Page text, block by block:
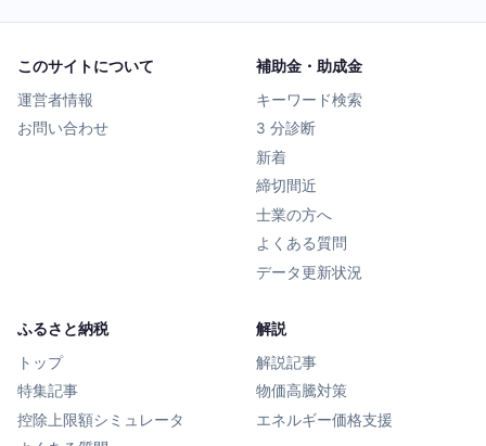
このサイトについて
運営者情報
お問い合わせ
補助金・助成金
キーワード検索
3 分診断
新着
締切間近
士業の方へ
よくある質問
データ更新状況
ふるさと納税
トップ
特集記事
控除上限額シミュレータ
解説
解説記事
物価高騰対策
エネルギー価格支援